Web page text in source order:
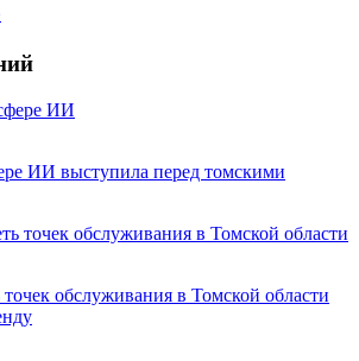
ИИ выступила перед томскими
обслуживания в Томской области